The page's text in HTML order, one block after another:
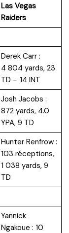
Las Vegas
Raiders
Derek Carr :
4 804 yards, 23
TD – 14 INT
Josh Jacobs :
872 yards, 4.0
YPA, 9 TD
Hunter Renfrow :
103 réceptions,
1 038 yards, 9
TD
Yannick
Ngakoue : 10